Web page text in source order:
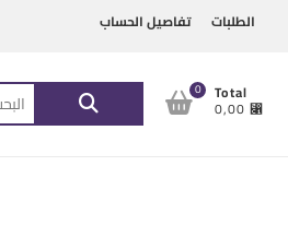
contentالطلبات تفاصيل الحساب
عن:
0 Total
⃁ 0,00